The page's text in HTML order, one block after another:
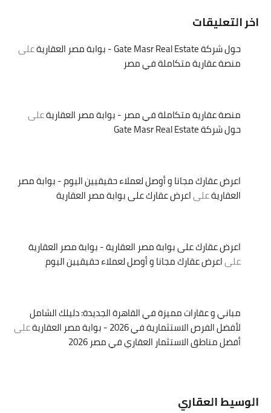
اخر التعليقات
حول شركة Gate Masr Real Estate - بوابة مصر العقارية
على
منصة عقارية متكاملة في مصر
منصة عقارية متكاملة في مصر - بوابة مصر العقاريةعلى
حول شركة Gate Masr Real Estate
اعرض عقارك مجانا و أوصل لعملاء حقيقيين اليوم - بوابة مصر
العقاريةعلىاعرض عقارك على بوابة مصر العقارية
اعرض عقارك على بوابة مصر العقارية - بوابة مصر العقارية
علىاعرض عقارك مجانا و أوصل لعملاء حقيقيين اليوم
مباني و عقارات مميزة في القاهرة الجديدة: دليلك الشامل
لأفضل الفرص الاستثمارية في 2026 - بوابة مصر العقارية
على
أفضل مناطق الاستثمار العقاري في مصر 2026
الوسيط العقاري